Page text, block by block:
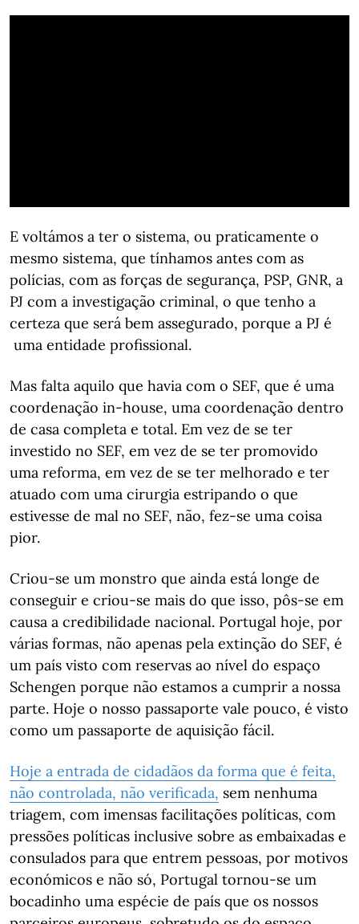
E voltámos a ter o sistema, ou praticamente o
mesmo sistema, que tínhamos antes com as
polícias, com as forças de segurança, PSP, GNR, a
PJ com a investigação criminal, o que tenho a
certeza que será bem assegurado, porque a PJ é
uma entidade profissional.
Mas falta aquilo que havia com o SEF, que é uma
coordenação in-house, uma coordenação dentro
de casa completa e total. Em vez de se ter
investido no SEF, em vez de se ter promovido
uma reforma, em vez de se ter melhorado e ter
atuado com uma cirurgia estripando o que
estivesse de mal no SEF, não, fez-se uma coisa
pior.
Criou-se um monstro que ainda está longe de
conseguir e criou-se mais do que isso, pôs-se em
causa a credibilidade nacional. Portugal hoje, por
várias formas, não apenas pela extinção do SEF, é
um país visto com reservas ao nível do espaço
Schengen porque não estamos a cumprir a nossa
parte. Hoje o nosso passaporte vale pouco, é visto
como um passaporte de aquisição fácil.
Hoje a entrada de cidadãos da forma que é feita,
não controlada, não verificada, sem nenhuma
triagem, com imensas facilitações políticas, com
pressões políticas inclusive sobre as embaixadas e
consulados para que entrem pessoas, por motivos
económicos e não só, Portugal tornou-se um
bocadinho uma espécie de país que os nossos